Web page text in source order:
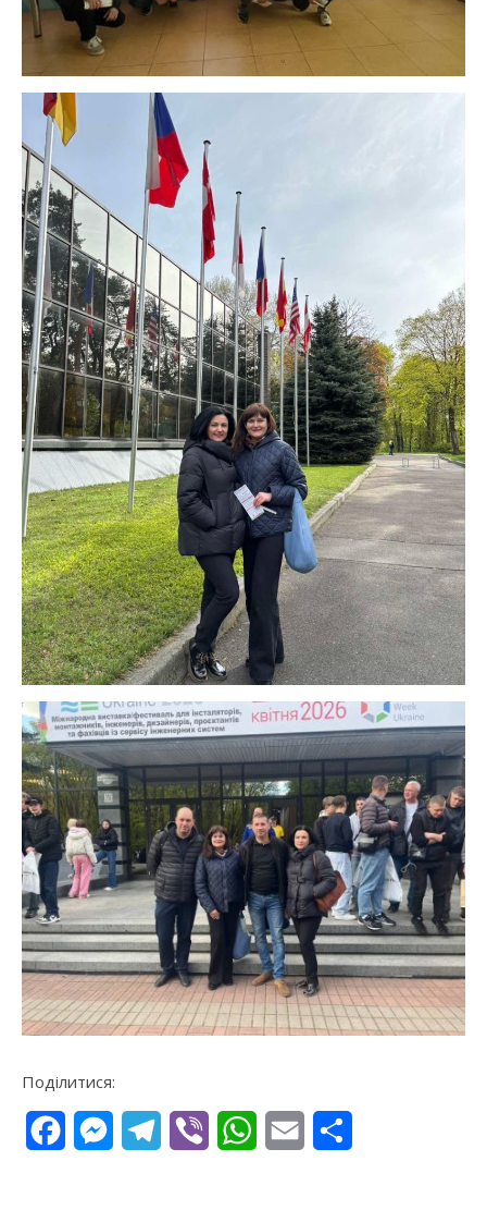
Поділитися:
FacebookMessengerTelegram
Viber WhatsApp
Email